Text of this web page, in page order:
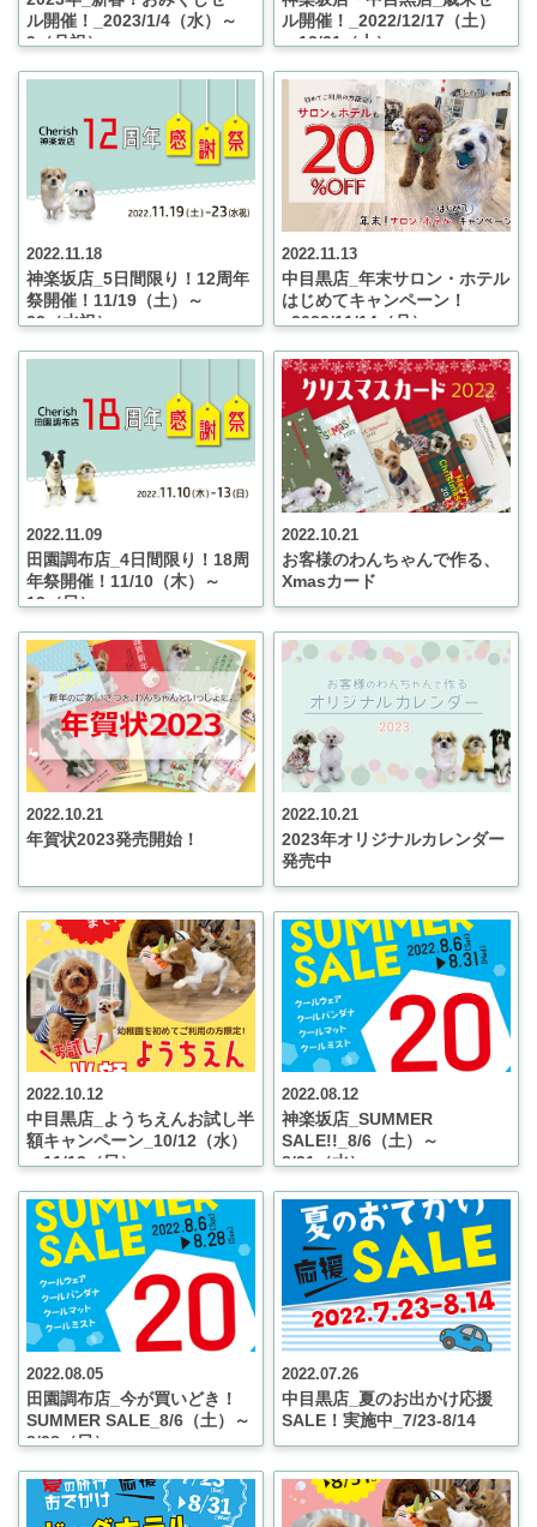
ル開催！_2023/1/4（水）～
9（月祝）
ル開催！_2022/12/17（土）
～12/31（土）
2022.11.18
神楽坂店_5日間限り！12周年
祭開催！11/19（土）～
23（水祝）
2022.11.13
中目黒店_年末サロン・ホテル
はじめてキャンペーン！
_2022/11/14（月）～
2022.11.09
田園調布店_4日間限り！18周
年祭開催！11/10（木）～
13（日）
2022.10.21
お客様のわんちゃんで作る、
Xmasカード
2022.10.21
年賀状2023発売開始！
2022.10.21
2023年オリジナルカレンダー
発売中
2022.10.12
中目黒店_ようちえんお試し半
額キャンペーン_10/12（水）
～11/13（日）
2022.08.12
神楽坂店_SUMMER
SALE!!_8/6（土）～
8/31（水）
2022.08.05
田園調布店_今が買いどき！
SUMMER SALE_8/6（土）～
8/28（日）
2022.07.26
中目黒店_夏のお出かけ応援
SALE！実施中_7/23-8/14